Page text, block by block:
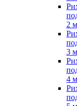
2
3
4